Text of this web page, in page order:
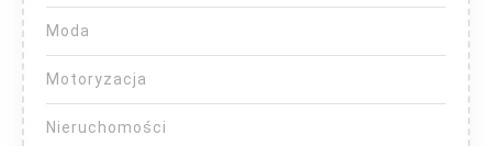
Moda
Motoryzacja
Nieruchomości